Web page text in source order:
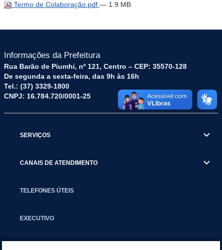
Termo de Colaboração.pdf — 1.9 MB
Informações da Prefeitura
Rua Barão de Piumhi, nº 121, Centro – CEP: 35570-128
De segunda a sexta-feira, das 9h às 16h
Tel.: (37) 3329-1800
CNPJ: 16.784.720/0001-25
SERVIÇOS
CANAIS DE ATENDIMENTO
TELEFONES ÚTEIS
EXECUTIVO